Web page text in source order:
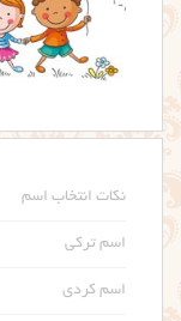
نکات انتخاب اسم
اسم ترکی
اسم کردی